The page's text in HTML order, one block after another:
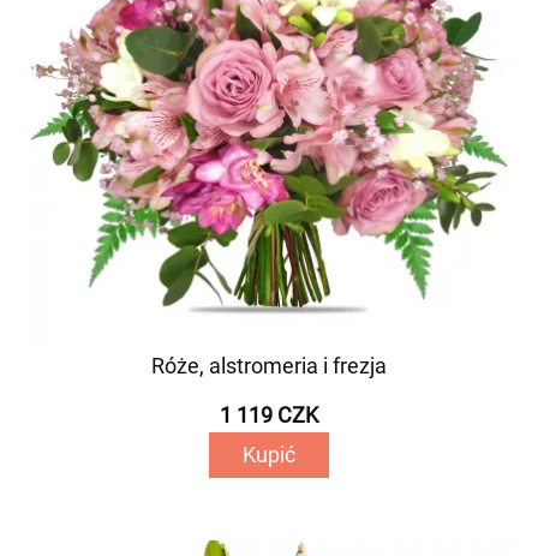
Róże, alstromeria i frezja
1 119 CZK
Kupić